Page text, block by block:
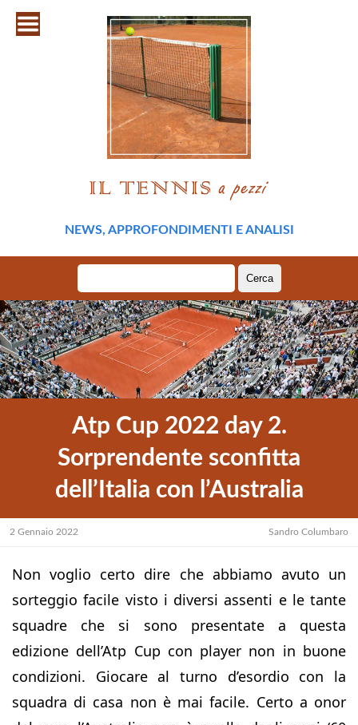
NEWS, APPROFONDIMENTI E ANALISI
per:
Atp Cup 2022 day 2.
Sorprendente sconfitta
dell’Italia con l’Australia
2 Gennaio 2022 Sandro Columbaro
Non voglio certo dire che abbiamo avuto un
sorteggio facile visto i diversi assenti e le tante
squadre che si sono presentate a questa
edizione dell’Atp Cup con player non in buone
condizioni. Giocare al turno d’esordio con la
squadra di casa non è mai facile. Certo a onor